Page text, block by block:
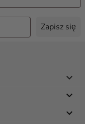
Zapisz się


